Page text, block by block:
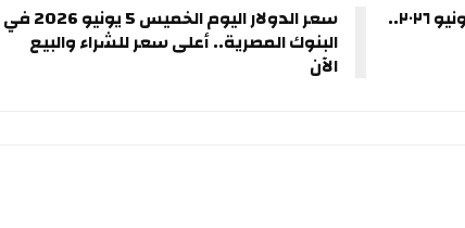
أسعار الخضروات اليوم الخميس ٤ يونيو ٢٠٢٦.. سعر الدولار اليوم الخميس 5 يونيو 2026 في
البنوك المصرية.. أعلى سعر للشراء والبيع
الآن